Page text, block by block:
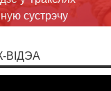
сустрэчу
ВІДЭА